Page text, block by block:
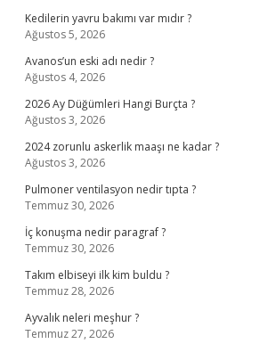
Kedilerin yavru bakımı var mıdır ?
Ağustos 5, 2026
Avanos’un eski adı nedir ?
Ağustos 4, 2026
2026 Ay Düğümleri Hangi Burçta ?
Ağustos 3, 2026
2024 zorunlu askerlik maaşı ne kadar ?
Ağustos 3, 2026
Pulmoner ventilasyon nedir tıpta ?
Temmuz 30, 2026
İç konuşma nedir paragraf ?
Temmuz 30, 2026
Takım elbiseyi ilk kim buldu ?
Temmuz 28, 2026
Ayvalık neleri meşhur ?
Temmuz 27, 2026